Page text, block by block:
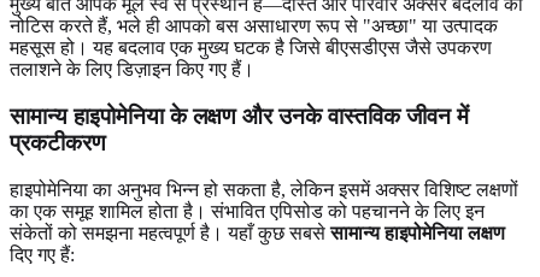
मुख्य बात आपके मूल स्व से प्रस्थान है—दोस्त और परिवार अक्सर बदलाव को
नोटिस करते हैं, भले ही आपको बस असाधारण रूप से "अच्छा" या उत्पादक
महसूस हो। यह बदलाव एक मुख्य घटक है जिसे बीएसडीएस जैसे उपकरण
तलाशने के लिए डिज़ाइन किए गए हैं।
सामान्य हाइपोमेनिया के लक्षण और उनके वास्तविक जीवन में
प्रकटीकरण
हाइपोमेनिया का अनुभव भिन्न हो सकता है, लेकिन इसमें अक्सर विशिष्ट लक्षणों
का एक समूह शामिल होता है। संभावित एपिसोड को पहचानने के लिए इन
संकेतों को समझना महत्वपूर्ण है। यहाँ कुछ सबसेसामान्य हाइपोमेनिया लक्षण
दिए गए हैं: